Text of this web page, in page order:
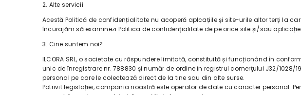
2. Alte servicii
Acestă Politică de confidențialitate nu acoperă aplcațiile și site-urile altor terți la
încurajăm să examinezi Politica de confidențialitate de pe orice site și/sau
3. Cine suntem noi?
ILCORA SRL, o societate cu răspundere limitată, constituită și funcționând în
unic de înregistrare nr. 788830 şi număr de ordine în registrul comerţului J32/1028/
personal pe care le colectează direct de la tine sau din alte surse.
Potrivit legislației, compania noastră este operator de date cu caracter personal.